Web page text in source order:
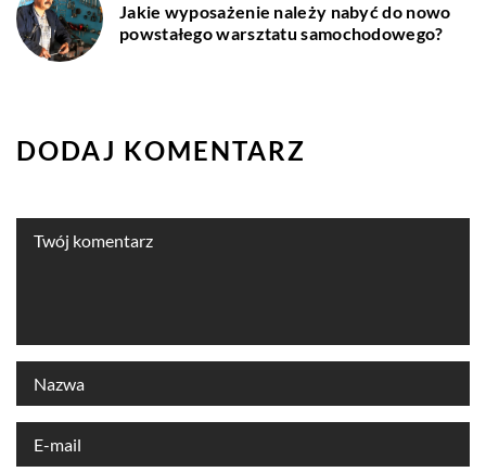
Jakie wyposażenie należy nabyć do nowo
powstałego warsztatu samochodowego?
DODAJ KOMENTARZ